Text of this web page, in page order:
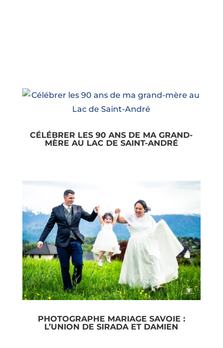
CÉLÉBRER LES 90 ANS DE MA GRAND-
MÈRE AU LAC DE SAINT-ANDRÉ
PHOTOGRAPHE MARIAGE SAVOIE :
L’UNION DE SIRADA ET DAMIEN